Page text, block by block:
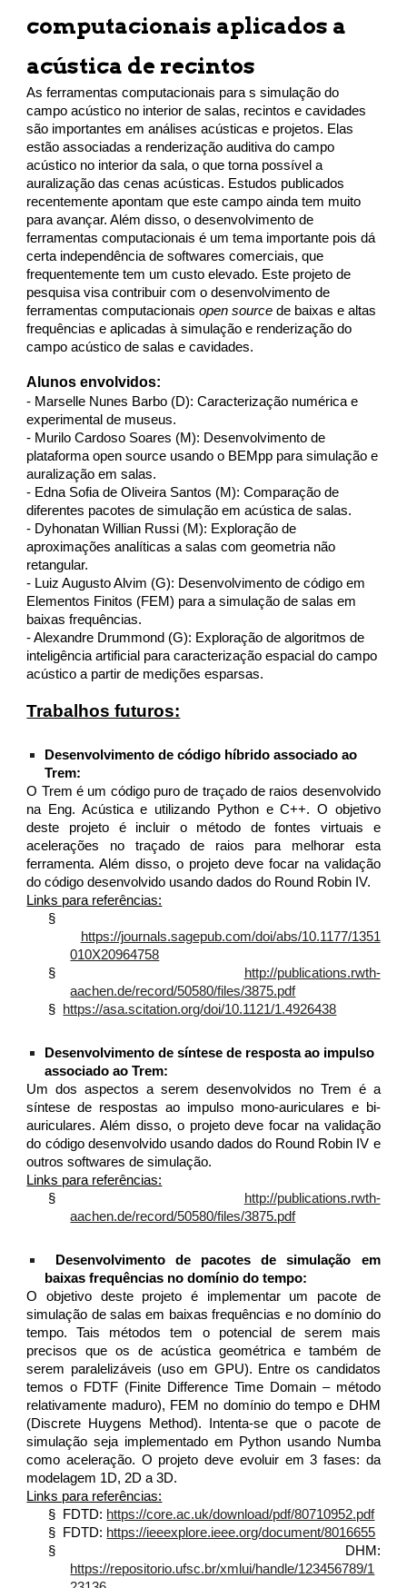
computacionais aplicados a
acústica de recintos
As ferramentas computacionais para s simulação do
campo acústico no interior de salas, recintos e cavidades
são importantes em análises acústicas e projetos. Elas
estão associadas a renderização auditiva do campo
acústico no interior da sala, o que torna possível a
auralização das cenas acústicas. Estudos publicados
recentemente apontam que este campo ainda tem muito
para avançar. Além disso, o desenvolvimento de
ferramentas computacionais é um tema importante pois dá
certa independência de softwares comerciais, que
frequentemente tem um custo elevado. Este projeto de
pesquisa visa contribuir com o desenvolvimento de
ferramentas computacionaisopen source de baixas e altas
frequências e aplicadas à simulação e renderização do
campo acústico de salas e cavidades.
Alunos envolvidos:
- Marselle Nunes Barbo (D): Caracterização numérica e
experimental de museus.
- Murilo Cardoso Soares (M): Desenvolvimento de
plataforma open source usando o BEMpp para simulação e
auralização em salas.
- Edna Sofia de Oliveira Santos (M): Comparação de
diferentes pacotes de simulação em acústica de salas.
- Dyhonatan Willian Russi (M): Exploração de
aproximações analíticas a salas com geometria não
retangular.
- Luiz Augusto Alvim (G): Desenvolvimento de código em
Elementos Finitos (FEM) para a simulação de salas em
baixas frequências.
- Alexandre Drummond (G): Exploração de algoritmos de
inteligência artificial para caracterização espacial do campo
acústico a partir de medições esparsas.
Trabalhos futuros:
Desenvolvimento de código híbrido associado ao
Trem:
O Trem é um código puro de traçado de raios desenvolvido
na Eng. Acústica e utilizando Python e C++. O objetivo
deste projeto é incluir o método de fontes virtuais e
acelerações no traçado de raios para melhorar esta
ferramenta. Além disso, o projeto deve focar na validação
do código desenvolvido usando dados do Round Robin IV.
Links para referências:
§
https://journals.sagepub.com/doi/abs/10.1177/1351
010X20964758
§
http://publications.rwth-
aachen.de/record/50580/files/3875.pdf
§
https://asa.scitation.org/doi/10.1121/1.4926438
Desenvolvimento de síntese de resposta ao impulso
associado ao Trem:
Um dos aspectos a serem desenvolvidos no Trem é a
síntese de respostas ao impulso mono-auriculares e bi-
auriculares. Além disso, o projeto deve focar na validação
do código desenvolvido usando dados do Round Robin IV e
outros softwares de simulação.
Links para referências:
§
http://publications.rwth-
aachen.de/record/50580/files/3875.pdf
Desenvolvimento de pacotes de simulação em
baixas frequências no domínio do tempo:
O objetivo deste projeto é implementar um pacote de
simulação de salas em baixas frequências e no domínio do
tempo. Tais métodos tem o potencial de serem mais
precisos que os de acústica geométrica e também de
serem paralelizáveis (uso em GPU). Entre os candidatos
temos o FDTF (Finite Difference Time Domain – método
relativamente maduro), FEM no domínio do tempo e DHM
(Discrete Huygens Method). Intenta-se que o pacote de
simulação seja implementado em Python usando Numba
como aceleração. O projeto deve evoluir em 3 fases: da
modelagem 1D, 2D a 3D.
Links para referências:
§ FDTD: https://core.ac.uk/download/pdf/80710952.pdf
§ FDTD: https://ieeexplore.ieee.org/document/8016655
§
DHM:
https://repositorio.ufsc.br/xmlui/handle/123456789/1